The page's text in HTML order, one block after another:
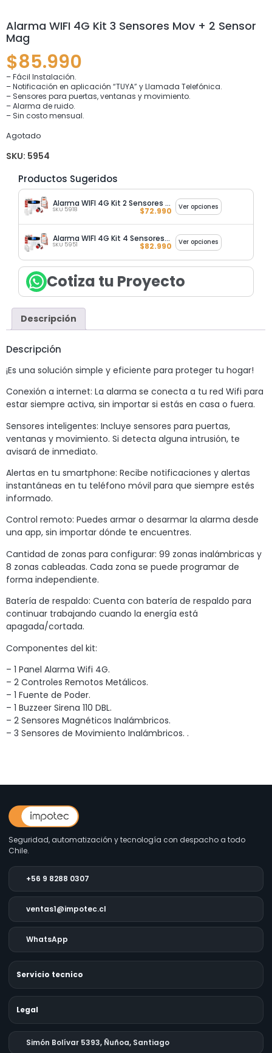
Alarma WIFI 4G Kit 3 Sensores Mov + 2 Sensor
Mag
$85.990
– Fácil Instalación.
– Notificación en aplicación “TUYA” y Llamada Telefónica.
– Sensores para puertas, ventanas y movimiento.
– Alarma de ruido.
– Sin costo mensual.
Agotado
SKU: 5954
Productos Sugeridos
Alarma WIFI 4G Kit 2 Sensores Mag + 1 Sensor Mov / Impotec
SKU 5918 $72.990 Ver opciones
Alarma WIFI 4G Kit 4 Sensores Mov + 1 Sensor Mag / Impotec
SKU 5951 $82.990 Ver opciones
Cotiza tu Proyecto
Descripción
Descripción
¡Es una solución simple y eficiente para proteger tu hogar!
Conexión a internet: La alarma se conecta a tu red Wifi para
estar siempre activa, sin importar si estás en casa o fuera.
Sensores inteligentes: Incluye sensores para puertas,
ventanas y movimiento. Si detecta alguna intrusión, te
avisará de inmediato.
Alertas en tu smartphone: Recibe notificaciones y alertas
instantáneas en tu teléfono móvil para que siempre estés
informado.
Control remoto: Puedes armar o desarmar la alarma desde
una app, sin importar dónde te encuentres.
Cantidad de zonas para configurar: 99 zonas inalámbricas y
8 zonas cableadas. Cada zona se puede programar de
forma independiente.
Batería de respaldo: Cuenta con batería de respaldo para
continuar trabajando cuando la energía está
apagada/cortada.
Componentes del kit:
– 1 Panel Alarma Wifi 4G.
– 2 Controles Remotos Metálicos.
– 1 Fuente de Poder.
– 1 Buzzeer Sirena 110 DBL.
– 2 Sensores Magnéticos Inalámbricos.
– 3 Sensores de Movimiento Inalámbricos. .
Seguridad, automatización y tecnología con despacho a todo
Chile.
+56 9 8288 0307
ventas1@impotec.cl
WhatsApp
Servicio tecnico
Legal
Simón Bolívar 5393, Ñuñoa, Santiago